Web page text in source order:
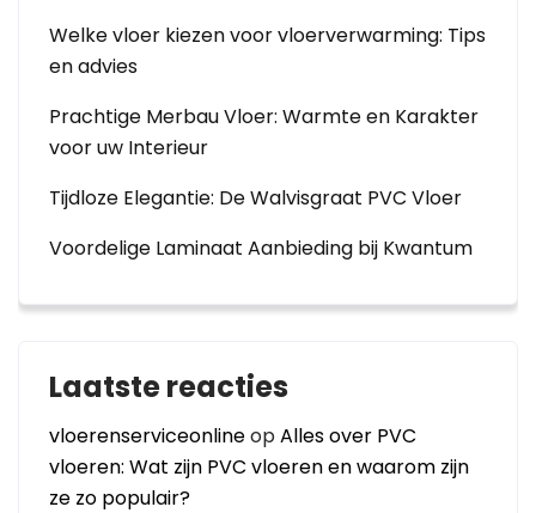
Welke vloer kiezen voor vloerverwarming: Tips
en advies
Prachtige Merbau Vloer: Warmte en Karakter
voor uw Interieur
Tijdloze Elegantie: De Walvisgraat PVC Vloer
Voordelige Laminaat Aanbieding bij Kwantum
Laatste reacties
vloerenserviceonlineopAlles over PVC
vloeren: Wat zijn PVC vloeren en waarom zijn
ze zo populair?